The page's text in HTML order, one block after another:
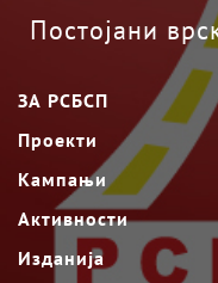
Постојани
ЗА РСБСП
Проекти
Кампањи
Активности
Изданија